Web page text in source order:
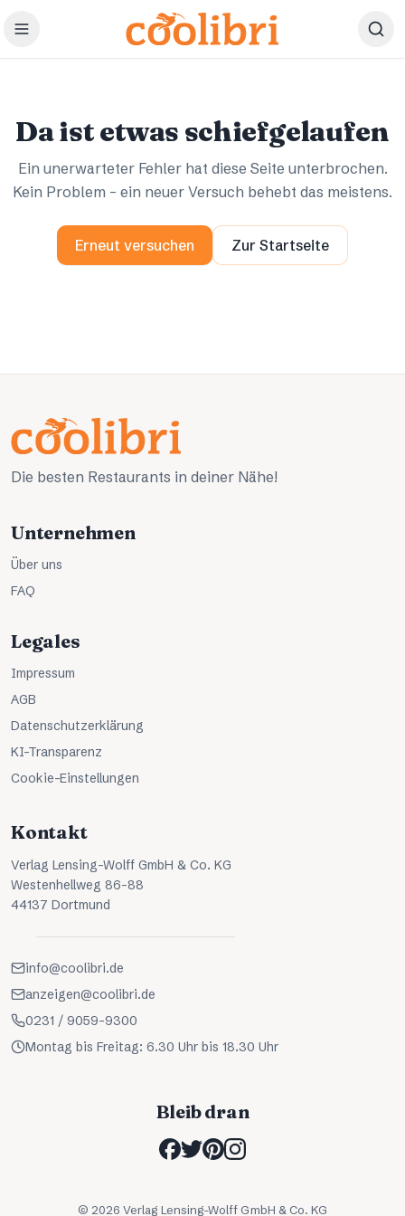
Zum Hauptinhalt springen
Da ist etwas schiefgelaufen
Ein unerwarteter Fehler hat diese Seite unterbrochen.
Kein Problem – ein neuer Versuch behebt das meistens.
Erneut versuchen Zur Startseite
Die besten Restaurants in deiner Nähe!
Unternehmen
Über uns
FAQ
Legales
Impressum
AGB
Datenschutzerklärung
KI-Transparenz
Cookie-Einstellungen
Kontakt
Verlag Lensing-Wolff GmbH & Co. KG
Westenhellweg 86-88
44137 Dortmund
info@coolibri.de
anzeigen@coolibri.de
0231 / 9059-9300
Montag bis Freitag: 6.30 Uhr bis 18.30 Uhr
Bleib dran
© 2026 Verlag Lensing-Wolff GmbH & Co. KG